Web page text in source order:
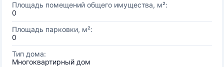
Площадь помещений общего имущества, м²:
0
Площадь парковки, м²:
0
Тип дома:
Многоквартирный дом